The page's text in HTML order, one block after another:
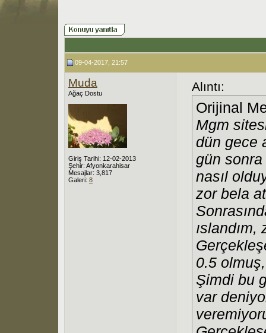
09-04-2017, 21:57
Muda
Ağaç Dostu
Giriş Tarihi: 12-02-2013
Şehir: Afyonkarahisar
Mesajlar: 3,817
Galeri: 8
Alıntı:
Orijinal
Mgm
dün gece
gün
nasıl
zor bela
0.5
Şimdi bu
var